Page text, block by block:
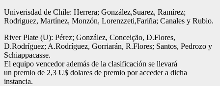
Univerisdad de Chile: Herrera; González,Suarez, Ramírez;
Rodriguez, Martínez, Monzón, Lorenzzeti,Fariña; Canales y Rubio.
River Plate (U): Pérez; González, Conceição, D.Flores,
D.Rodríguez; A.Rodríguez, Gorriarán, R.Flores; Santos, Pedrozo y
Schiappacasse.
El equipo vencedor además de la clasificación se llevará
un premio de 2,3 U$ dolares de premio por acceder a dicha
instancia.